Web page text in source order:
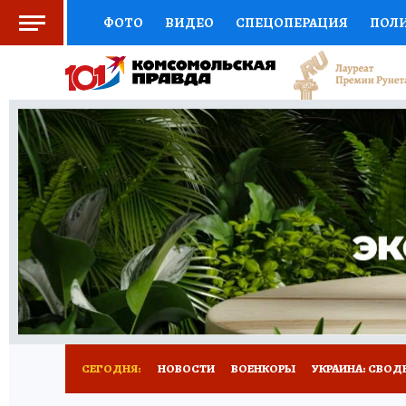
ФОТО ВИДЕО СПЕЦОПЕРАЦИЯ
СОЦПОДДЕРЖКА НАУКА СПОРТ
ОТКРЫВАЕМ МИР СЕМЬЯ ЖЕНСКИЕ
СЕРИАЛЫ СПЕЦПРОЕКТЫ ДЕФИЦИТ
КОНКУРСЫ ГИД ПОТРЕБИТЕЛЯ ВСЕ О
СЕГОДНЯ: НОВОСТИ ВОЕНКОРЫ УКРАИНА: